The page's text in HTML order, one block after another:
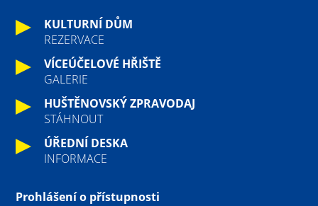
KULTURNÍ DŮM
REZERVACE
VÍCEÚČELOVÉ HŘIŠTĚ
GALERIE
HUŠTĚNOVSKÝ ZPRAVODAJ
STÁHNOUT
ÚŘEDNÍ DESKA
INFORMACE
Prohlášení o přístupnosti